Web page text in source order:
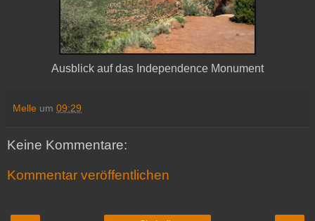
Ausblick auf das Independence Monument
Melle um 09:29
Keine Kommentare:
Kommentar veröffentlichen